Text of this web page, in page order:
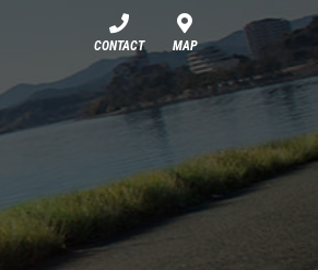
CONTACT MAP